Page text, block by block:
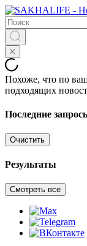
Похоже, что по
подходящих
Последние
Очистить
Результаты
Смотреть все